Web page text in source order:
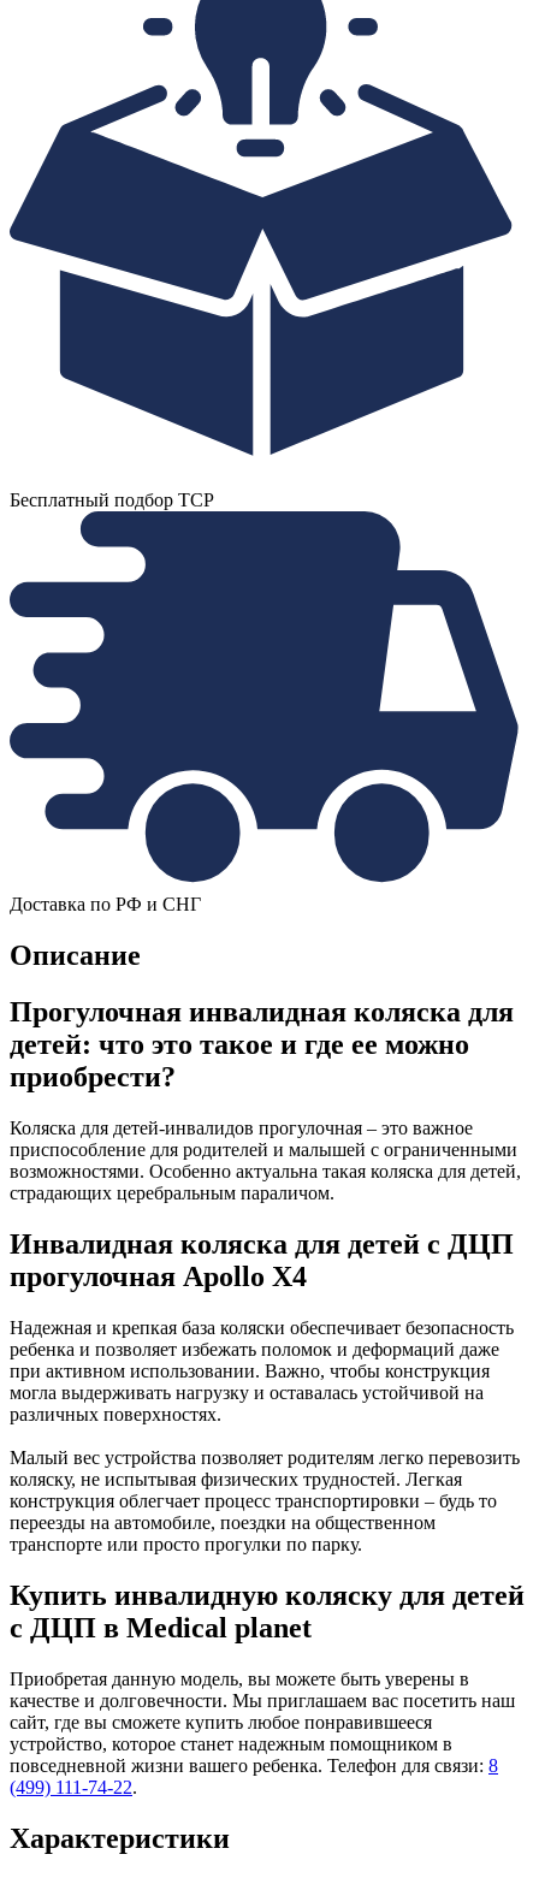
Бесплатный подбор ТСР
Доставка по РФ и СНГ
Описание
Прогулочная инвалидная коляска для
детей: что это такое и где ее можно
приобрести?
Коляска для детей-инвалидов прогулочная – это важное
приспособление для родителей и малышей с ограниченными
возможностями. Особенно актуальна такая коляска для детей,
страдающих церебральным параличом.
Инвалидная коляска для детей с ДЦП
прогулочная Apollo X4
Надежная и крепкая база коляски обеспечивает безопасность
ребенка и позволяет избежать поломок и деформаций даже
при активном использовании. Важно, чтобы конструкция
могла выдерживать нагрузку и оставалась устойчивой на
различных поверхностях.
Малый вес устройства позволяет родителям легко перевозить
коляску, не испытывая физических трудностей. Легкая
конструкция облегчает процесс транспортировки – будь то
переезды на автомобиле, поездки на общественном
транспорте или просто прогулки по парку.
Купить инвалидную коляску для детей
с ДЦП в Medical planet
Приобретая данную модель, вы можете быть уверены в
качестве и долговечности. Мы приглашаем вас посетить наш
сайт, где вы сможете купить любое понравившееся
устройство, которое станет надежным помощником в
повседневной жизни вашего ребенка. Телефон для связи: 8
(499) 111-74-22.
Характеристики